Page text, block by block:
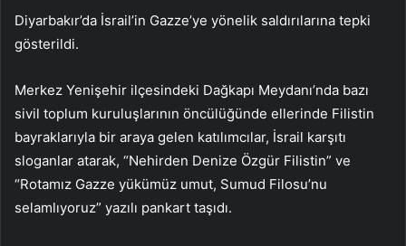
Diyarbakır’da İsrail’in Gazze’ye yönelik saldırılarına tepki
gösterildi.
Merkez Yenişehir ilçesindeki Dağkapı Meydanı’nda bazı
sivil toplum kuruluşlarının öncülüğünde ellerinde Filistin
bayraklarıyla bir araya gelen katılımcılar, İsrail karşıtı
sloganlar atarak, “Nehirden Denize Özgür Filistin” ve
“Rotamız Gazze yükümüz umut, Sumud Filosu’nu
selamlıyoruz” yazılı pankart taşıdı.